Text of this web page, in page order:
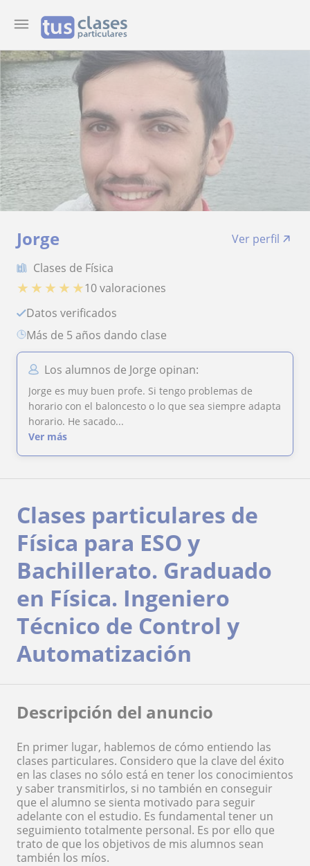
Jorge
Ver perfil
Clases de Física
★ ★ ★ ★ ★10 valoraciones
Datos verificados
más de 5 años dando clase
Los alumnos de Jorge opinan:
Jorge es muy buen profe. Si tengo problemas de
horario con el baloncesto o lo que sea siempre adapta
horario. He sacado...
Ver más
Clases particulares de
Física para ESO y
Bachillerato. Graduado
en Física. Ingeniero
Técnico de Control y
Automatización
Descripción del anuncio
En primer lugar, hablemos de cómo entiendo las
clases particulares. Considero que la clave del éxito
en las clases no sólo está en tener los conocimientos
y saber transmitirlos, si no también en conseguir
que el alumno se sienta motivado para seguir
adelante con el estudio. Es fundamental tener un
seguimiento totalmente personal. Es por ello que
trato de que los objetivos de mis alumnos sean
también los míos.